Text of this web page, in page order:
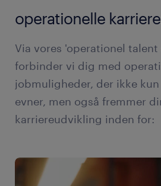
operationelle
Via vores 'operationel
forbinder vi dig med
jobmuligheder, der ikke
evner, men også fremmer
karriereudvikling inden for: